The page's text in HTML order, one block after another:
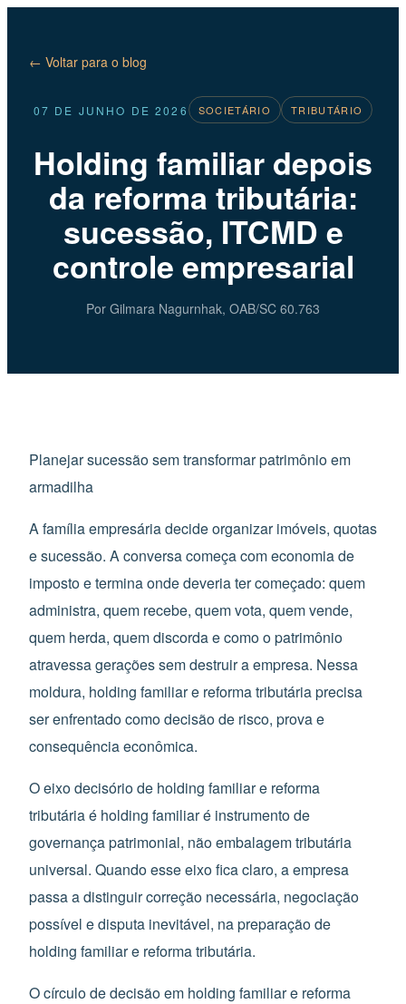
← Voltar para o blog
07 DE JUNHO DE 2026 SOCIETÁRIO TRIBUTÁRIO
Holding familiar depois
da reforma tributária:
sucessão, ITCMD e
controle empresarial
Por Gilmara Nagurnhak, OAB/SC 60.763
Planejar sucessão sem transformar patrimônio em
armadilha
A família empresária decide organizar imóveis, quotas
e sucessão. A conversa começa com economia de
imposto e termina onde deveria ter começado: quem
administra, quem recebe, quem vota, quem vende,
quem herda, quem discorda e como o patrimônio
atravessa gerações sem destruir a empresa. Nessa
moldura, holding familiar e reforma tributária precisa
ser enfrentado como decisão de risco, prova e
consequência econômica.
O eixo decisório de holding familiar e reforma
tributária é holding familiar é instrumento de
governança patrimonial, não embalagem tributária
universal. Quando esse eixo fica claro, a empresa
passa a distinguir correção necessária, negociação
possível e disputa inevitável, na preparação de
holding familiar e reforma tributária.
O círculo de decisão em holding familiar e reforma